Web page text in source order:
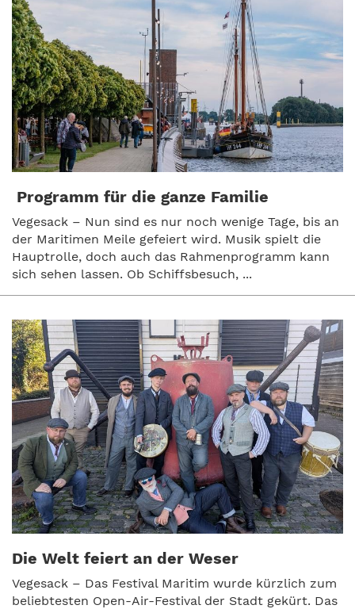
Programm für die ganze Familie
Vegesack – Nun sind es nur noch wenige Tage, bis an
der Maritimen Meile gefeiert wird. Musik spielt die
Hauptrolle, doch auch das Rahmenprogramm kann
sich sehen lassen. Ob Schiffsbesuch, ...
Die Welt feiert an der Weser
Vegesack – Das Festival Maritim wurde kürzlich zum
beliebtesten Open-Air-Festival der Stadt gekürt. Das